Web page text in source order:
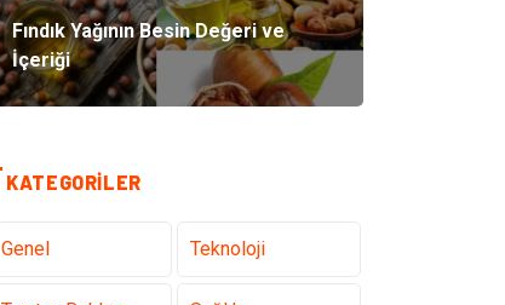
Fındık Yağının Besin Değeri ve
İçeriği
KATEGORILER
Genel Teknoloji